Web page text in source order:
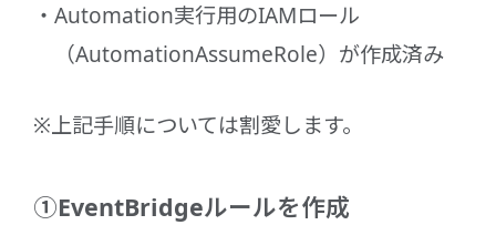
Automation実行用のIAMロール
（AutomationAssumeRole）が作成済み
※上記手順については割愛します。
①EventBridgeルールを作成